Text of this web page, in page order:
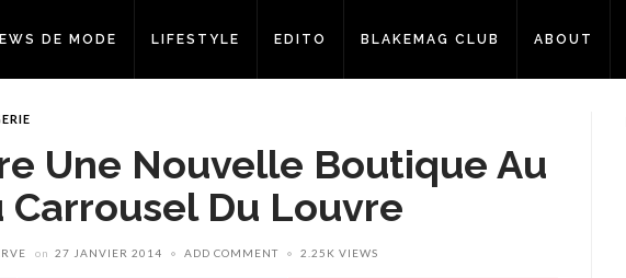
DE MODE LIFESTYLE EDITO BLAKEMAG CLUB ABOUT
Une Nouvelle Boutique Au
Carrousel Du Louvre
on 27 JANVIER 2014 ADD COMMENT 2.25K VIEWS